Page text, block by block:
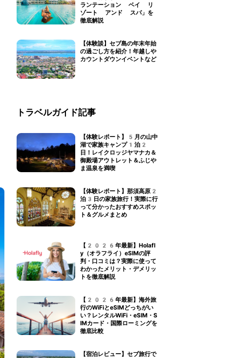
ランテーション ベイ リ
ゾート アンド スパ」を
徹底解説
【体験談】セブ島の年末年始
の過ごし方を紹介！年越しや
カウントダウンイベントなど
トラベルガイド記事
【体験レポート】5月の山中
湖で家族キャンプ1泊2
日！レイクロッジヤマナカ＆
御殿場アウトレット＆ふじや
ま温泉を満喫
【体験レポート】那須高原2
泊3日の家族旅行！実際に行
って分かったおすすめスポッ
ト＆グルメまとめ
【2026年最新】Holafl
y（オラフライ）eSIMの評
判・口コミは？実際に使って
わかったメリット・デメリッ
トを徹底解説
【2026年最新】海外旅
行のWiFiとeSIMどっちがい
い？レンタルWiFi・eSIM・S
IMカード・国際ローミングを
徹底比較
【宿泊レビュー】セブ旅行で